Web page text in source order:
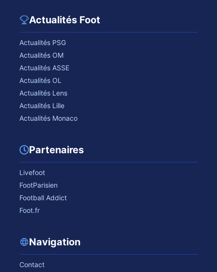
Actualités Foot
Actualités PSG
Actualités OM
Actualités ASSE
Actualités OL
Actualités Lens
Actualités Lille
Actualités Monaco
Partenaires
Livefoot
FootParisien
Football Addict
Foot.fr
Navigation
Contact